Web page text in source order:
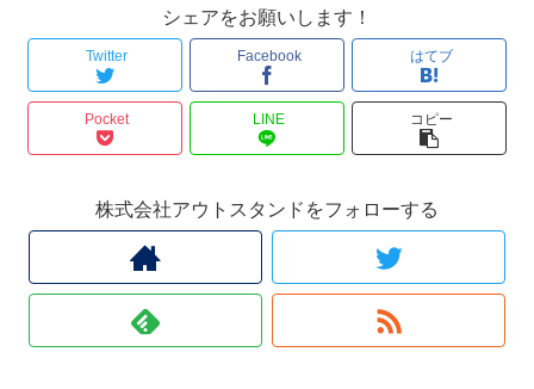
シェアをお願いします！
Twitter Facebook はてブ
Pocket LINE コピー
株式会社アウトスタンドをフォローする